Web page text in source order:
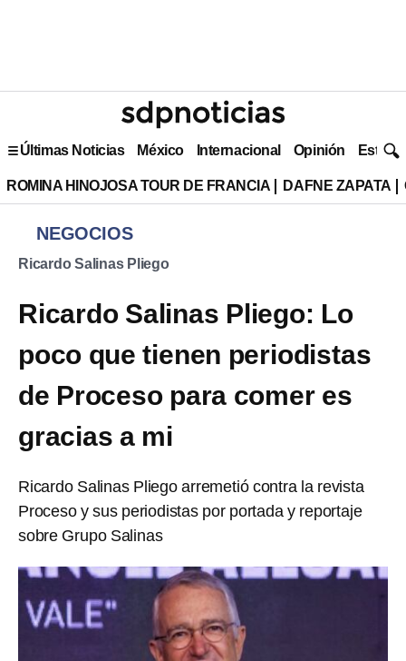
Últimas Noticias México Internacional Opinión Estilo
ROMINA HINOJOSA TOUR DE FRANCIA DAFNE ZAPATA
NEGOCIOS
Ricardo Salinas Pliego
Ricardo Salinas Pliego: Lo
poco que tienen periodistas
de Proceso para comer es
gracias a mi
Ricardo Salinas Pliego arremetió contra la revista
Proceso y sus periodistas por portada y reportaje
sobre Grupo Salinas